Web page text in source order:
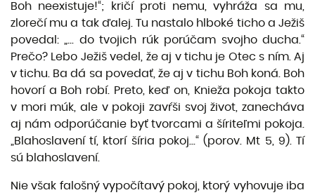
Boh neexistuje!“; kričí proti nemu, vyhráža sa mu,
zlorečí mu a tak ďalej. Tu nastalo hlboké ticho a Ježiš
povedal: „... do tvojich rúk porúčam svojho ducha.“
Prečo? Lebo Ježiš vedel, že aj v tichu je Otec s ním. Aj
v tichu. Ba dá sa povedať, že aj v tichu Boh koná. Boh
hovorí a Boh robí. Preto, keď on, Knieža pokoja takto
v mori múk, ale v pokoji zavŕši svoj život, zanecháva
aj nám odporúčanie byť tvorcami a šíriteľmi pokoja.
„Blahoslavení tí, ktorí šíria pokoj...“ (porov. Mt 5, 9). Tí
sú blahoslavení.
Nie však falošný vypočítavý pokoj, ktorý vyhovuje iba